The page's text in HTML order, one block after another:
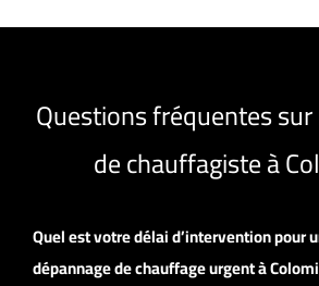
Questions fréquentes
de chauffagiste à
Quel est votre délai d’intervention pour
dépannage de chauffage urgent à